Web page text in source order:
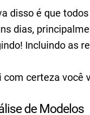
disso é que
dias,
Incluindo as
com certeza você
de Modelos